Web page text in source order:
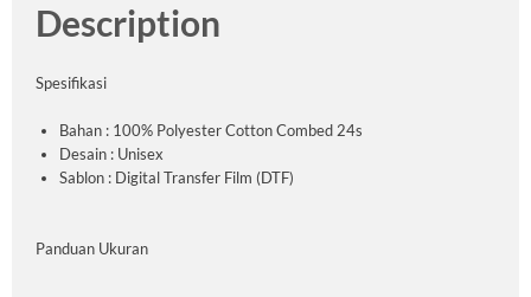
Description
Spesifikasi
Bahan : 100% Polyester Cotton Combed 24s
Desain : Unisex
Sablon : Digital Transfer Film (DTF)
Panduan Ukuran